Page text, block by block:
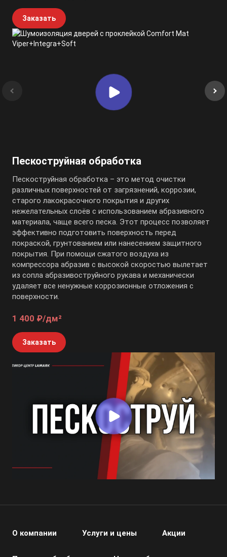
Заказать
Пескоструйная обработка
Пескоструйная обработка – это метод очистки
различных поверхностей от загрязнений, коррозии,
старого лакокрасочного покрытия и других
нежелательных слоёв с использованием абразивного
материала, чаще всего песка. Этот процесс позволяет
эффективно подготовить поверхность перед
покраской, грунтованием или нанесением защитного
покрытия. При помощи сжатого воздуха из
компрессора абразив с высокой скоростью вылетает
из сопла абразивоструйного рукава и механически
удаляет все ненужные коррозионные отложения с
поверхности.
1 400 ₽/дм²
Заказать
О компании Услуги и цены Акции